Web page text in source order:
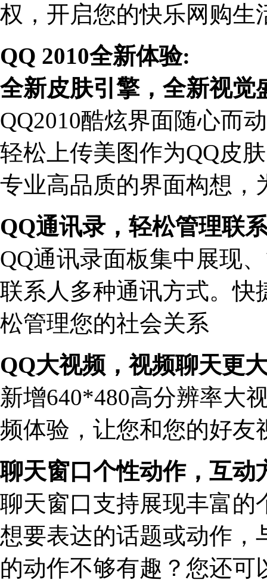
权，开启您的快乐网购生
QQ 2010全新体验:
全新皮肤引擎，全新视觉
QQ2010酷炫界面随心而
轻松上传美图作为QQ皮
专业高品质的界面构想，
QQ通讯录，轻松管理联
QQ通讯录面板集中展现
联系人多种通讯方式。快
松管理您的社会关系
QQ大视频，视频聊天更
新增640*480高分辨率大
频体验，让您和您的好友
聊天窗口个性动作，互动
聊天窗口支持展现丰富的
想要表达的话题或动作，
的动作不够有趣？您还